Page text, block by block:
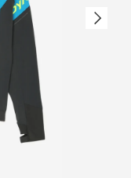
Nächste